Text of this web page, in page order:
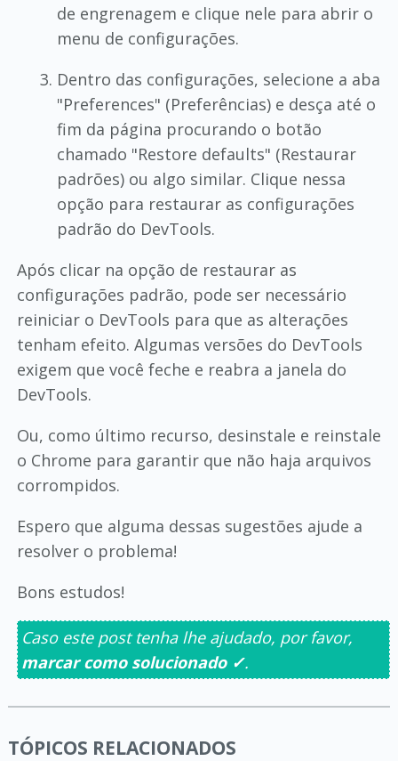
de engrenagem e clique nele para abrir o
menu de configurações.
Dentro das configurações, selecione a aba
"Preferences" (Preferências) e desça até o
fim da página procurando o botão
chamado "Restore defaults" (Restaurar
padrões) ou algo similar. Clique nessa
opção para restaurar as configurações
padrão do DevTools.
Após clicar na opção de restaurar as
configurações padrão, pode ser necessário
reiniciar o DevTools para que as alterações
tenham efeito. Algumas versões do DevTools
exigem que você feche e reabra a janela do
DevTools.
Ou, como último recurso, desinstale e reinstale
o Chrome para garantir que não haja arquivos
corrompidos.
Espero que alguma dessas sugestões ajude a
resolver o problema!
Bons estudos!
Caso este post tenha lhe ajudado, por favor,
marcar como solucionado ✓.
TÓPICOS RELACIONADOS